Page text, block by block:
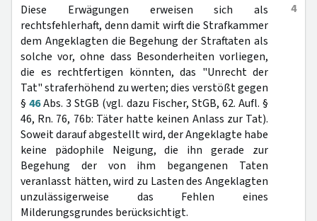
4
Diese Erwägungen erweisen sich als
rechtsfehlerhaft, denn damit wirft die Strafkammer
dem Angeklagten die Begehung der Straftaten als
solche vor, ohne dass Besonderheiten vorliegen,
die es rechtfertigen könnten, das "Unrecht der
Tat" straferhöhend zu werten; dies verstößt gegen
§46Abs. 3 StGB (vgl. dazu Fischer, StGB, 62. Aufl. §
46, Rn. 76, 76b: Täter hatte keinen Anlass zur Tat).
Soweit darauf abgestellt wird, der Angeklagte habe
keine pädophile Neigung, die ihn gerade zur
Begehung der von ihm begangenen Taten
veranlasst hätten, wird zu Lasten des Angeklagten
unzulässigerweise das Fehlen eines
Milderungsgrundes berücksichtigt.